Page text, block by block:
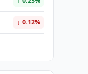
↓ 0.12%